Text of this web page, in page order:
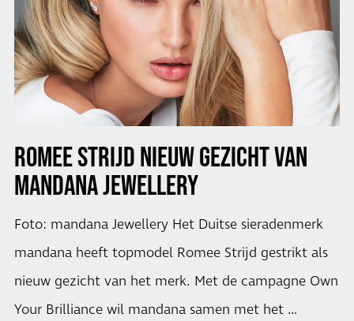
ROMEE STRIJD NIEUW GEZICHT VAN
MANDANA JEWELLERY
Foto: mandana Jewellery Het Duitse sieradenmerk
mandana heeft topmodel Romee Strijd gestrikt als
nieuw gezicht van het merk. Met de campagne Own
Your Brilliance wil mandana samen met het …